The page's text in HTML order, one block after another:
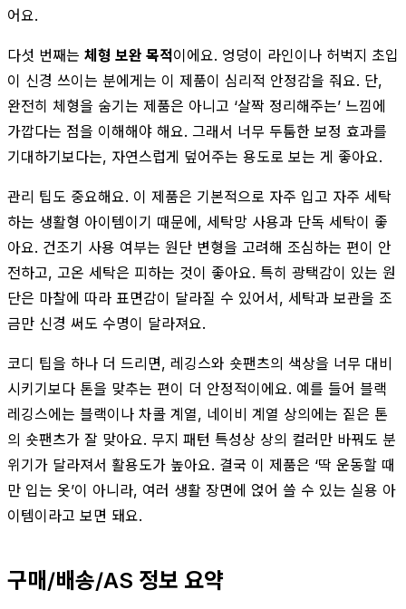
어요.
다섯 번째는 체형 보완 목적이에요. 엉덩이 라인이나 허벅지 초입
이 신경 쓰이는 분에게는 이 제품이 심리적 안정감을 줘요. 단,
완전히 체형을 숨기는 제품은 아니고 ‘살짝 정리해주는’ 느낌에
가깝다는 점을 이해해야 해요. 그래서 너무 두툼한 보정 효과를
기대하기보다는, 자연스럽게 덮어주는 용도로 보는 게 좋아요.
관리 팁도 중요해요. 이 제품은 기본적으로 자주 입고 자주 세탁
하는 생활형 아이템이기 때문에, 세탁망 사용과 단독 세탁이 좋
아요. 건조기 사용 여부는 원단 변형을 고려해 조심하는 편이 안
전하고, 고온 세탁은 피하는 것이 좋아요. 특히 광택감이 있는 원
단은 마찰에 따라 표면감이 달라질 수 있어서, 세탁과 보관을 조
금만 신경 써도 수명이 달라져요.
코디 팁을 하나 더 드리면, 레깅스와 숏팬츠의 색상을 너무 대비
시키기보다 톤을 맞추는 편이 더 안정적이에요. 예를 들어 블랙
레깅스에는 블랙이나 차콜 계열, 네이비 계열 상의에는 짙은 톤
의 숏팬츠가 잘 맞아요. 무지 패턴 특성상 상의 컬러만 바꿔도 분
위기가 달라져서 활용도가 높아요. 결국 이 제품은 ‘딱 운동할 때
만 입는 옷’이 아니라, 여러 생활 장면에 얹어 쓸 수 있는 실용 아
이템이라고 보면 돼요.
구매/배송/AS 정보 요약